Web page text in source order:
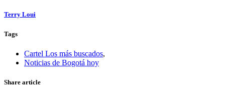
Terry Loui
Tags
Cartel Los más buscados,
Noticias de Bogotá hoy
Share article